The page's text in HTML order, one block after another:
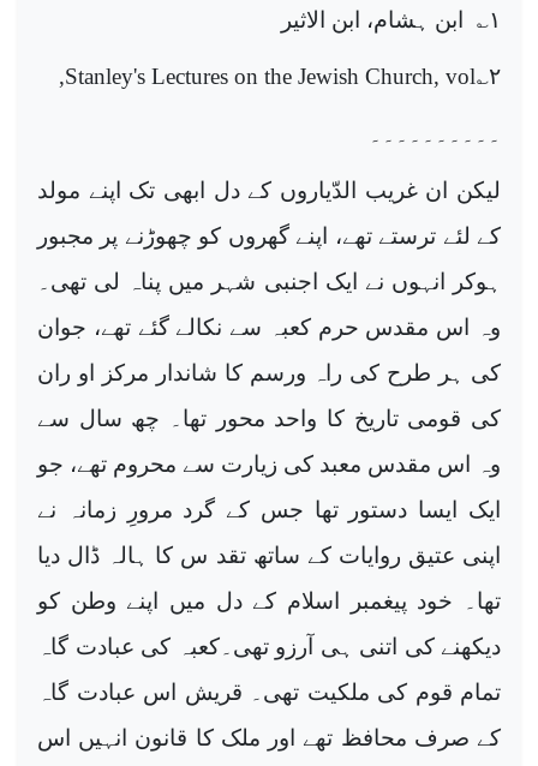
۱؎ ابن ہشام، ابن الاثیر
۲؎Stanley's Lectures on the Jewish Church, vol
,
۔۔۔۔۔۔۔۔۔۔
لیکن ان غریب الدّیاروں کے دل ابھی تک اپنے مولد
کے لئے ترستے تھے، اپنے گھروں کو چھوڑنے پر مجبور
ہوکر انہوں نے ایک اجنبی شہر میں پناہ لی تھی۔
وہ اس مقدس حرم کعبہ سے نکالے گئے تھے، جوان
کی ہر طرح کی راہ ورسم کا شاندار مرکز او ران
کی قومی تاریخ کا واحد محور تھا۔ چھ سال سے
وہ اس مقدس معبد کی زیارت سے محروم تھے، جو
ایک ایسا دستور تھا جس کے گرد مرورِ زمانہ نے
اپنی عتیق روایات کے ساتھ تقد س کا ہالہ ڈال دیا
تھا۔ خود پیغمبر اسلام کے دل میں اپنے وطن کو
دیکھنے کی اتنی ہی آرزو تھی۔کعبہ کی عبادت گاہ
تمام قوم کی ملکیت تھی۔ قریش اس عبادت گاہ
کے صرف محافظ تھے اور ملک کا قانون انہیں اس